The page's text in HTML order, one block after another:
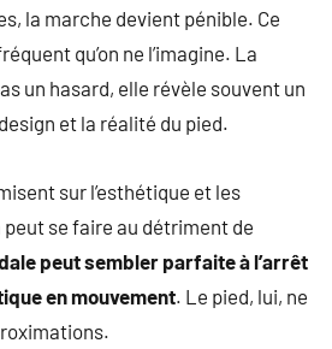
la marche devient pénible. Ce
qu’on ne l’imagine. La
un hasard, elle révèle souvent un
et la réalité du pied.
sur l’esthétique et les
se faire au détriment de
peut sembler parfaite à l’arrêt
en mouvement. Le pied, lui, ne